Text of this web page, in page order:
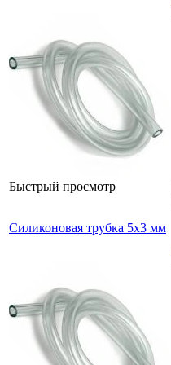
Быстрый просмотр
Силиконовая трубка 5х3 мм